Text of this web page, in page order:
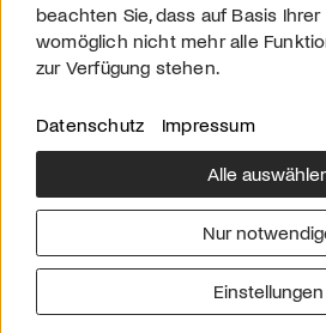
Über uns
Downloads
Werben
beachten Sie, dass auf Basis
womöglich nicht mehr alle
zur Verfügung stehen.
Datenschutz Impressum
Alle
Nur
Einstellungen